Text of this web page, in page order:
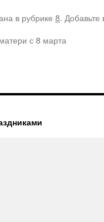
в рубрике 8. Добавьте
с 8 марта